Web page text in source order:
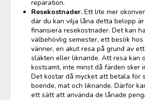
reparation.
Resekostnader.Ett lite mer
där du kan vilja låna detta belopp
finansiera resekostnader. Det kan
välbehövlig semester, ett besök
vänner, en akut resa på grund av
släkten eller liknande. Att resa kan
kostsamt, inte minst då färden sker
Det kostar då mycket att betala för
boende, mat och liknande. Därför
ett sätt att använda de lånade